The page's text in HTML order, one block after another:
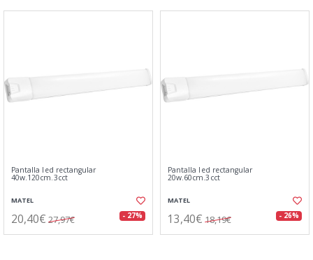
Pantalla led rectangular
40w.120cm.3cct
MATEL
20,40€ 27,97€ - 27%
Pantalla led rectangular
20w.60cm.3cct
MATEL
13,40€ 18,19€ - 26%